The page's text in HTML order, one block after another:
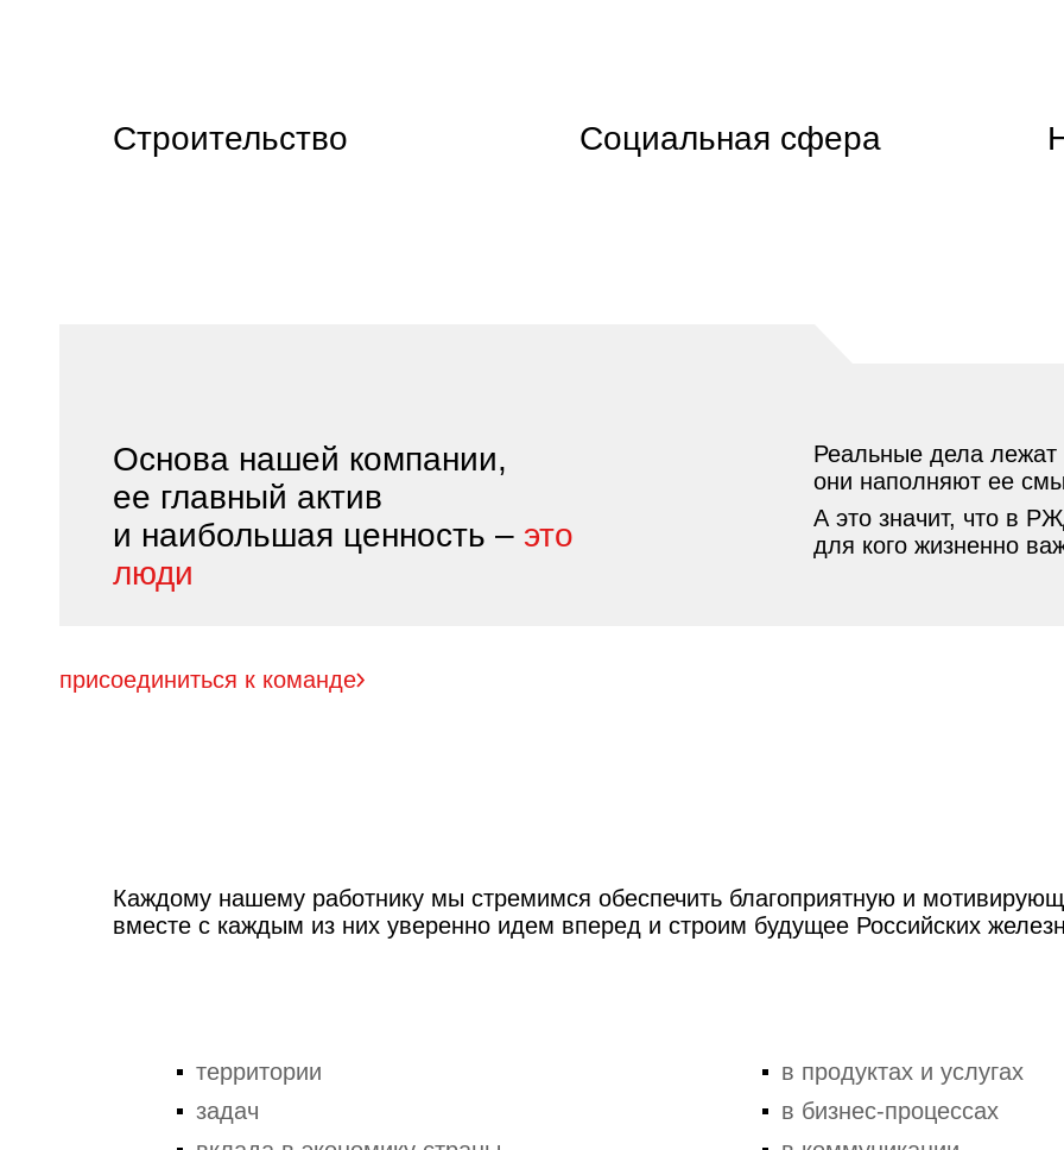
Строительство Социальная сфера
Основа нашей компании,
ее главный актив
и наибольшая ценность – это
люди
Реальные дела лежат
они наполняют ее
А это значит, что в
для кого жизненно
присоединиться к команде
Каждому нашему работнику мы стремимся обеспечить благоприятную и
вместе с каждым из них уверенно идем вперед и строим будущее Российских
территории
задач
в продуктах и услугах
в бизнес-процессах